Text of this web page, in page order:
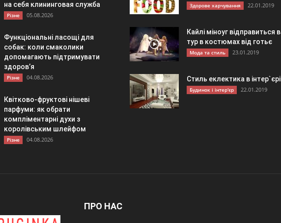
на себя клининговая служба
Різне 05.08.2026
Функціональні ласощі для
собак: коли смаколики
допомагають підтримувати
здоров’я
Різне 04.08.2026
Квітково-фруктові нішеві
парфуми: як обрати
компліментарні духи з
королівським шлейфом
Різне 04.08.2026
Здорове харчування 22.01.2019
Кайлі міноуг відправиться в
тур в костюмах від готьє
Мода та стиль 23.01.2019
Стиль еклектика в інтер`єрі
Будинок і інтер'єр 22.01.2019
ПРО НАС